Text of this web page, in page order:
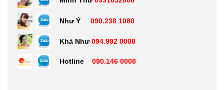
Thời gian làm việc
Thời gian làm việc: Thứ 2 - thứ 7